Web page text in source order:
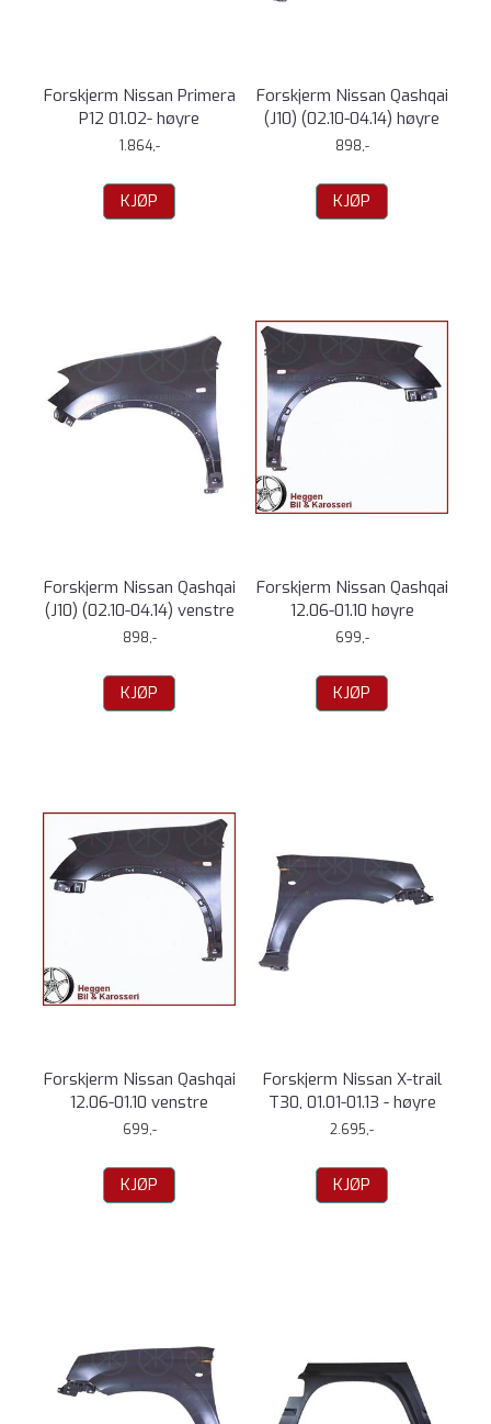
Forskjerm Nissan Primera
P12 01.02- høyre
1.864,-
KJØP
Forskjerm Nissan Qashqai
(J10) (02.10-04.14) høyre
898,-
KJØP
Forskjerm Nissan Qashqai
(J10) (02.10-04.14) venstre
898,-
KJØP
Forskjerm Nissan Qashqai
12.06-01.10 høyre
699,-
KJØP
Forskjerm Nissan Qashqai
12.06-01.10 venstre
699,-
KJØP
Forskjerm Nissan X-trail
T30, 01.01-01.13 - høyre
2.695,-
KJØP